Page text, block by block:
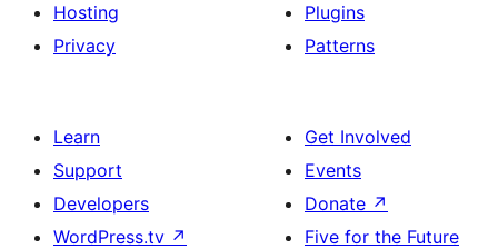
Hosting
Privacy
Plugins
Patterns
Learn
Support
Developers
WordPress.tv ↗
Get Involved
Events
Donate ↗
Five for the Future